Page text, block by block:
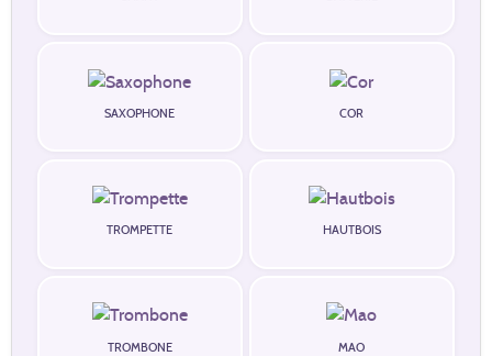
SAXOPHONE COR
TROMPETTE HAUTBOIS
TROMBONE MAO